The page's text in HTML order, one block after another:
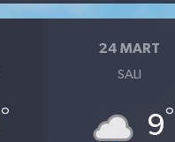
°
24 MART
SALI
9°